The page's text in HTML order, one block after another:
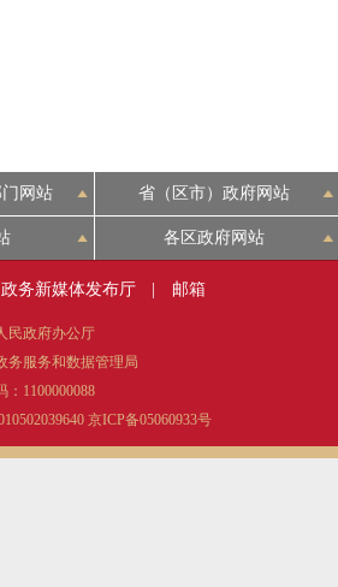
网站 省（区市）政府网站
各区政府网站
政务新媒体发布厅 邮箱
民政府办公厅
务服务和数据管理局
1100000088
京ICP备05060933号